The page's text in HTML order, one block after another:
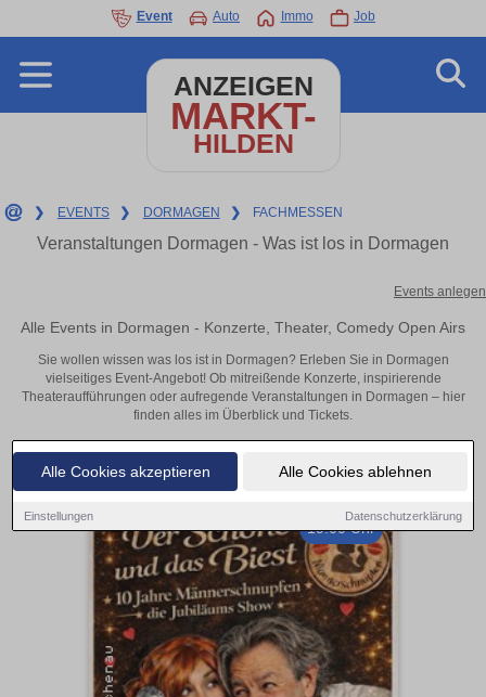
Alle Cookies akzeptieren Alle Cookies ablehnen
Einstellungen Datenschutzerklärung
Event Auto Immo Job
ANZEIGEN
MARKT-
HILDEN
❯ EVENTS ❯ DORMAGEN ❯ FACHMESSEN
Veranstaltungen Dormagen - Was ist los in Dormagen
Events anlegen
Alle Events in Dormagen - Konzerte, Theater, Comedy Open Airs
Sie wollen wissen was los ist in Dormagen? Erleben Sie in Dormagen
vielseitiges Event-Angebot! Ob mitreißende Konzerte, inspirierende
Theateraufführungen oder aufregende Veranstaltungen in Dormagen – hier
finden alles im Überblick und Tickets.
19:00 Uhr